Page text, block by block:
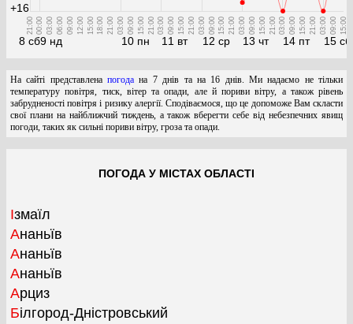
8 сб
21:00
9 нд
00:00 03:00 06:00 09:00 12:00 15:00 18:00 21:00
10 пн
03:00 09:00 15:00 21:00
11 вт
03:00 09:00 15:00 21:00
12 ср
03:00 09:00 15:00 21:00
13 чт
03:00 09:00 15:00 21:00
14 пт
03:00 09:00 15:00 21:00
15 сб
03:00 09:00 15:00
+16
На сайті представленапогода на 7 днів та на 16 днів. Ми надаємо не тільки
температуру повітря, тиск, вітер та опади, але й пориви вітру, а також рівень
забрудненості повітря і ризику алергії. Сподіваємося, що це допоможе Вам скласти
свої плани на найближчий тиждень, а також вберегти себе від небезпечних явищ
погоди, таких як сильні пориви вітру, гроза та опади.
ПОГОДА У МІСТАХ ОБЛАСТІ
Ізмаїл
Ананьїв
Ананьїв
Ананьїв
Арциз
Білгород-Дністровський